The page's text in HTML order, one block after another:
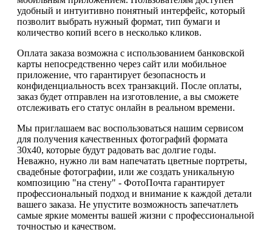
удобный и интуитивно понятный интерфейс, который
позволит выбрать нужный формат, тип бумаги и
количество копий всего в несколько кликов.
Оплата заказа возможна с использованием банковской
карты непосредственно через сайт или мобильное
приложение, что гарантирует безопасность и
конфиденциальность всех транзакций. После оплаты,
заказ будет отправлен на изготовление, а вы сможете
отслеживать его статус онлайн в реальном времени.
Мы приглашаем вас воспользоваться нашим сервисом
для получения качественных фотографий формата
30х40, которые будут радовать вас долгие годы.
Неважно, нужно ли вам напечатать цветные портреты,
свадебные фотографии, или же создать уникальную
композицию "на стену" - ФотоПочта гарантирует
профессиональный подход и внимание к каждой детали
вашего заказа. Не упустите возможность запечатлеть
самые яркие моменты вашей жизни с профессиональной
точностью и качеством.